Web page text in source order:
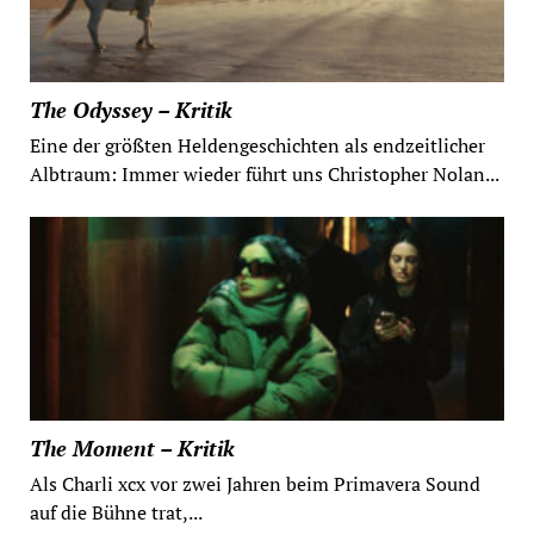
The Odyssey – Kritik
Eine der größten Heldengeschichten als endzeitlicher
Albtraum: Immer wieder führt uns Christopher Nolan...
The Moment – Kritik
Als Charli xcx vor zwei Jahren beim Primavera Sound
auf die Bühne trat,...